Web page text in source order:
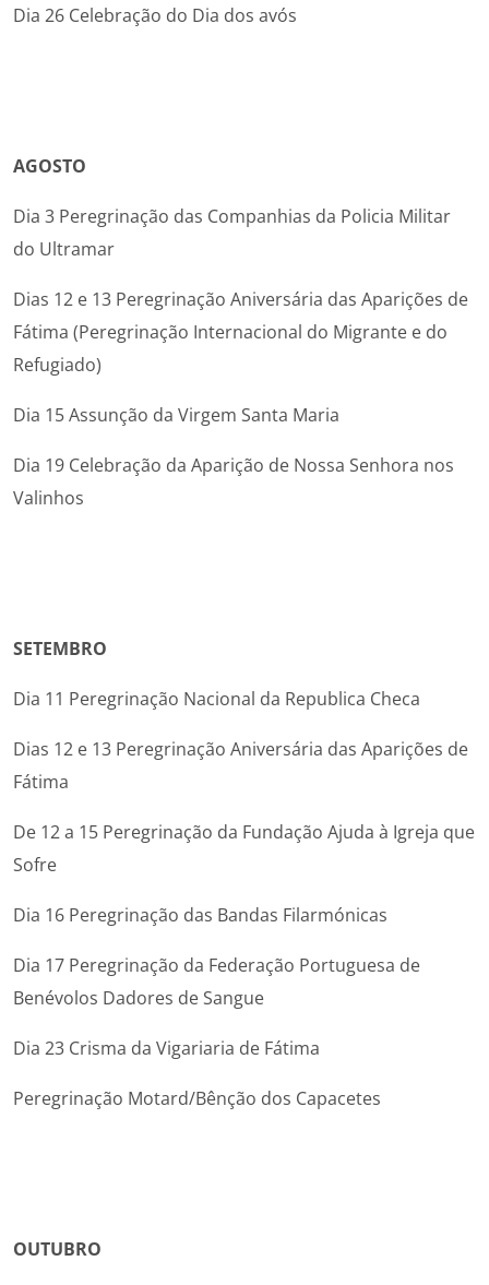
Dia 26 Celebração do Dia dos avós
AGOSTO
Dia 3 Peregrinação das Companhias da Policia Militar
do Ultramar
Dias 12 e 13 Peregrinação Aniversária das Aparições de
Fátima (Peregrinação Internacional do Migrante e do
Refugiado)
Dia 15 Assunção da Virgem Santa Maria
Dia 19 Celebração da Aparição de Nossa Senhora nos
Valinhos
SETEMBRO
Dia 11 Peregrinação Nacional da Republica Checa
Dias 12 e 13 Peregrinação Aniversária das Aparições de
Fátima
De 12 a 15 Peregrinação da Fundação Ajuda à Igreja que
Sofre
Dia 16 Peregrinação das Bandas Filarmónicas
Dia 17 Peregrinação da Federação Portuguesa de
Benévolos Dadores de Sangue
Dia 23 Crisma da Vigariaria de Fátima
Peregrinação Motard/Bênção dos Capacetes
OUTUBRO